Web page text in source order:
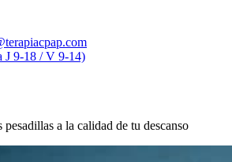
J 9-18 / V 9-14)
pesadillas a la calidad de tu descanso